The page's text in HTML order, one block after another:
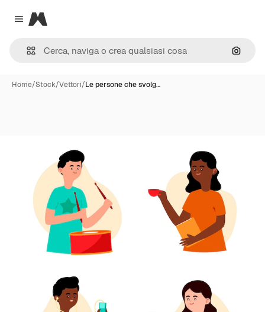
Close menu
Magnific
Cerca
Home/Stock/Vettori/Le persone che svolg…